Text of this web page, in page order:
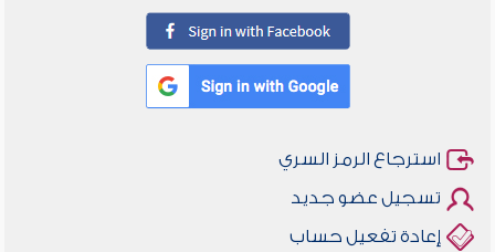
استرجاع الرمز السري
تسجيل عضو جديد
إعادة تفعيل حساب